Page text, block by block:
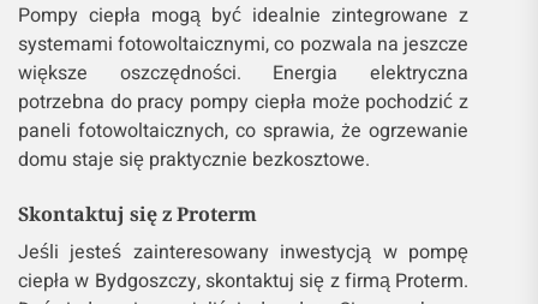
Pompy ciepła mogą być idealnie zintegrowane z
systemami fotowoltaicznymi, co pozwala na jeszcze
większe oszczędności. Energia elektryczna
potrzebna do pracy pompy ciepła może pochodzić z
paneli fotowoltaicznych, co sprawia, że ogrzewanie
domu staje się praktycznie bezkosztowe.
Skontaktuj się z Proterm
Jeśli jesteś zainteresowany inwestycją w pompę
ciepła w Bydgoszczy, skontaktuj się z firmą Proterm.